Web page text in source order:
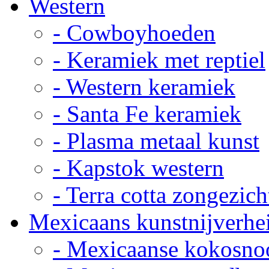
Western
- Cowboyhoeden
- Keramiek met reptiel
- Western keramiek
- Santa Fe keramiek
- Plasma metaal kunst
- Kapstok western
- Terra cotta
Mexicaans
- Mexicaanse